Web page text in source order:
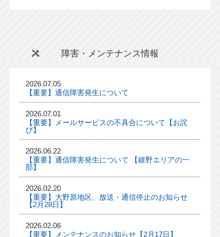
障害・メンテナンス情報
2026.07.05
【重要】通信障害発生について
2026.07.01
【重要】メールサービスの不具合について【お詫
び】
2026.06.22
【重要】通信障害発生について 【嬉野エリアの一
部】
2026.02.20
【重要】大野原地区、放送・通信停止のお知らせ
【2月28日】
2026.02.06
【重要】メンテナンスのお知らせ【2月17日】